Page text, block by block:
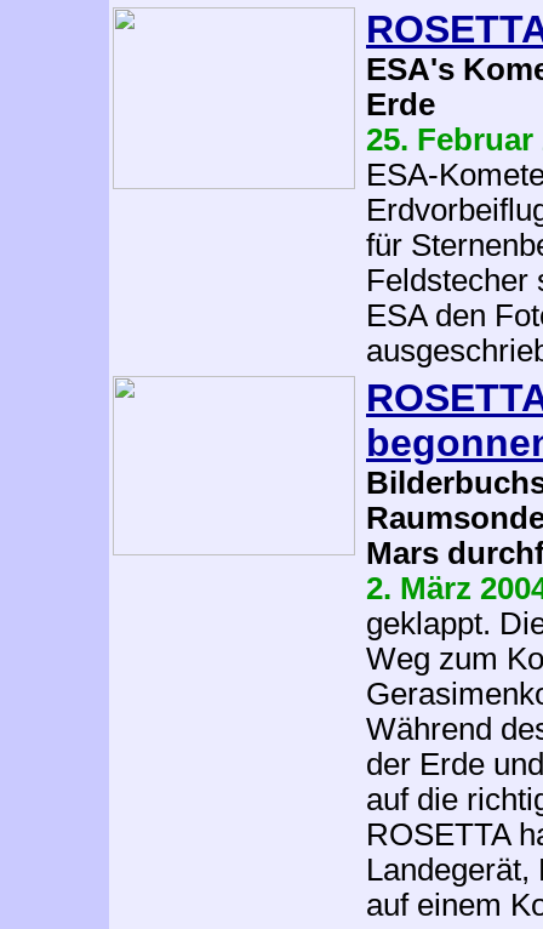
ESA's
Erde
25.
ESA-
für
Feldstecher
ESA den
Mars
2. März
geklappt.
Weg zum
Während
der Erde
auf die
ROSETTA
Landegerät,
auf einem